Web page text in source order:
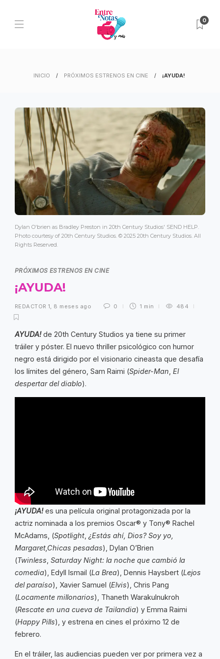
0
INICIO PRÓXIMOS ESTRENOS EN CINE ¡AYUDA!
Dylan O'brien as Bradley Preston in 20th Century Studios' SEND HELP.
Photo courtesy of 20th Century Studios. © 2025 20th Century Studios. All
Rights Reserved.
PRÓXIMOS ESTRENOS EN CINE
¡AYUDA!
REDACTOR 1, 8 meses ago 0 1 min 484
AYUDA!de 20th Century Studios ya tiene su primer
tráiler y póster. El nuevo thriller psicológico con humor
negro está dirigido por el visionario cineasta que desafía
los límites del género, Sam Raimi (Spider-Man El
despertar del diablo).
¡AYUDA!es una película original protagonizada por la
actriz nominada a los premios Oscar® y Tony® Rachel
McAdams, (Spotlight, ¿Estás ahí, Dios? Soy yo,
Margaret,Chicas pesadas), Dylan O’Brien
(Twinless, Saturday Night: la noche que cambió la
comedia), Edyll Ismail (La Brea), Dennis Haysbert (Lejos
del paraíso), Xavier Samuel (Elvis), Chris Pang
(Locamente millonarios), Thaneth Warakulnukroh
(Rescate en una cueva de Tailandia) y Emma Raimi
(Happy Pills), y estrena en cines el próximo 12 de
febrero.
En el tráiler, las audiencias pueden ver por primera vez a